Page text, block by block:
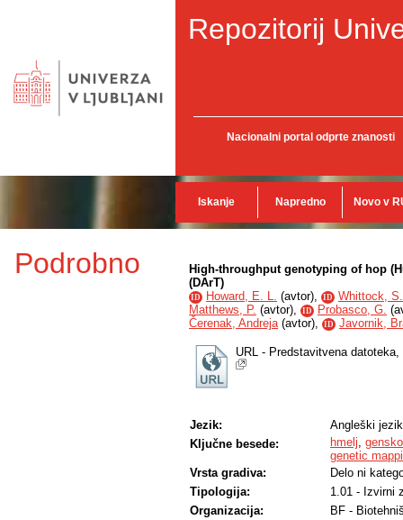
Repozitorij
Nacionalni portal odprte znanosti
Iskanje Napredno Novo v
Podrobno
High-throughput genotyping of hop
(DArT)
ID Howard, E. L. (avtor), ID
Whittock, S.
Matthews, P. (avtor), ID Probasco, G. (
Čerenak, Andreja(avtor), ID Javornik,
URL - Predstavitvena
Jezik:
Angleški jezik
Ključne besede:
hmelj,
genetic
Vrsta gradiva:
Delo ni
Tipologija:
1.01 - Izvirni
Organizacija:
BF -